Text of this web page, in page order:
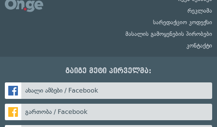
რეკლამა
სარედაქციო კოდექსი
მასალის გამოყენების პირობები
კონტაქტი
გაიგე მეტი პირველმა:
ახალი ამბები / Facebook
გართობა / Facebook